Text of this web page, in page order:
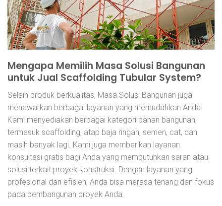
Mengapa Memilih Masa Solusi Bangunan
untuk Jual Scaffolding Tubular System?
Selain produk berkualitas, Masa Solusi Bangunan juga
menawarkan berbagai layanan yang memudahkan Anda.
Kami menyediakan berbagai kategori bahan bangunan,
termasuk scaffolding, atap baja ringan, semen, cat, dan
masih banyak lagi. Kami juga memberikan layanan
konsultasi gratis bagi Anda yang membutuhkan saran atau
solusi terkait proyek konstruksi. Dengan layanan yang
profesional dan efisien, Anda bisa merasa tenang dan fokus
pada pembangunan proyek Anda.